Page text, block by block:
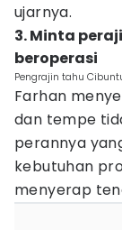
ujarnya.
3. Minta
beroperasi
Pengrajin tahu
Farhan
dan tempe
perannya
kebutuhan
menyerap